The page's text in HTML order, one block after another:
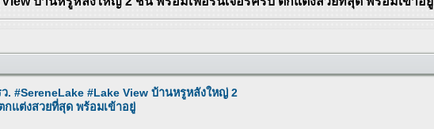
. #SereneLake #Lake View บ้านหรูหลังใหญ่ 2
แต่งสวยที่สุด พร้อมเข้าอยู่